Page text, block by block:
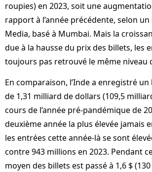
roupies) en 2023, soit une
rapport à l’année précédente, selon
Media, basé à Mumbai. Mais la
due à la hausse du prix des billets, les
toujours pas retrouvé le même niveau
En comparaison, l’Inde a enregistré
de 1,31 milliard de dollars (109,5
cours de l’année pré-pandémique de
deuxième année la plus élevée jamais
les entrées cette année-là se sont
contre 943 millions en 2023. Pendant
moyen des billets est passé à 1,6 $